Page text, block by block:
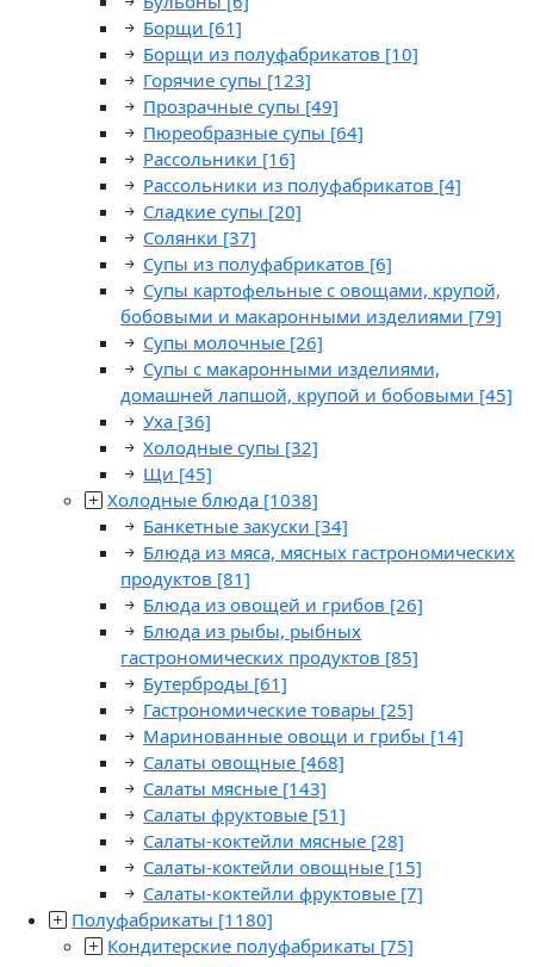
Борщи [61]
Борщи из полуфабрикатов [10]
Горячие супы [123]
Прозрачные супы [49]
Пюреобразные супы [64]
Рассольники [16]
Рассольники из полуфабрикатов [4]
Сладкие супы [20]
Солянки [37]
Супы из полуфабрикатов [6]
Супы картофельные с овощами, крупой,
бобовыми и макаронными изделиями [79]
Супы молочные [26]
Супы с макаронными изделиями,
домашней лапшой, крупой и бобовыми [45]
Уха [36]
Холодные супы [32]
Щи [45]
Холодные блюда [1038]
Банкетные закуски [34]
Блюда из мяса, мясных гастрономических
продуктов [81]
Блюда из овощей и грибов [26]
Блюда из рыбы, рыбных
гастрономических продуктов [85]
Бутерброды [61]
Гастрономические товары [25]
Маринованные овощи и грибы [14]
Салаты овощные [468]
Салаты мясные [143]
Салаты фруктовые [51]
Салаты-коктейли мясные [28]
Салаты-коктейли овощные [15]
Салаты-коктейли фруктовые [7]
Полуфабрикаты [1180]
Кондитерские полуфабрикаты [75]